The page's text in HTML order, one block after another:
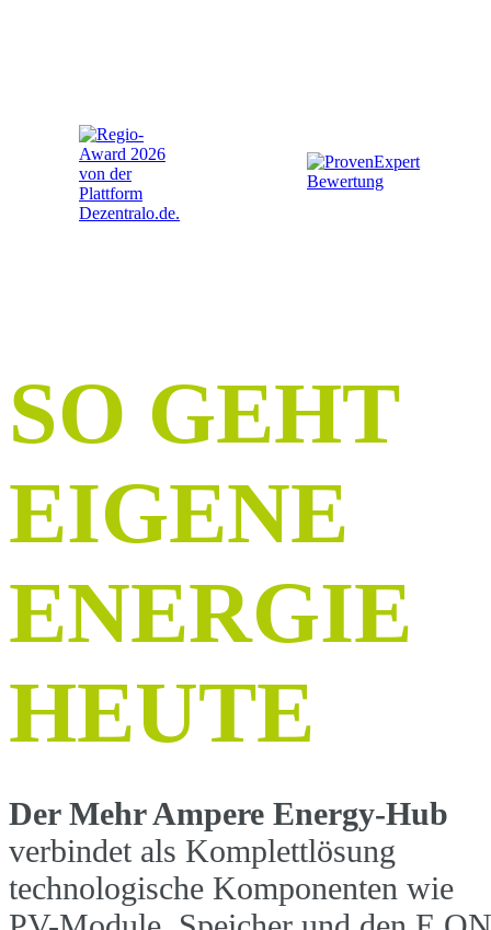
SO GEHT
EIGENE
ENERGIE
HEUTE
Der Mehr Ampere Energy-Hub
verbindet als Komplettlösung
technologische Komponenten wie